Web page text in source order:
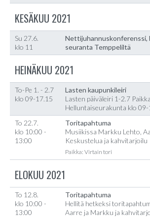
KESÄKUU 2021
Su 27.6.
klo 11
Nettijuhannuskonferenssi,
seuranta Temppeliltä
HEINÄKUU 2021
To-Pe 1. - 2.7
klo 09-17.15
Lasten kaupunkileiri
Lasten päiväleiri 1-2.7 Paikka
Helluntaiseurakunta klo 09-
To 22.7.
klo 10:00 -
13:00
Toritapahtuma
Musiikissa Markku Lehto,
Keskustelua ja kahvitarjoilu
Paikka: Virtain tori
ELOKUU 2021
To 12.8.
klo 10:00 -
13:00
Toritapahtuma
Hellitä hetkeksi
Aarre ja Markku ja